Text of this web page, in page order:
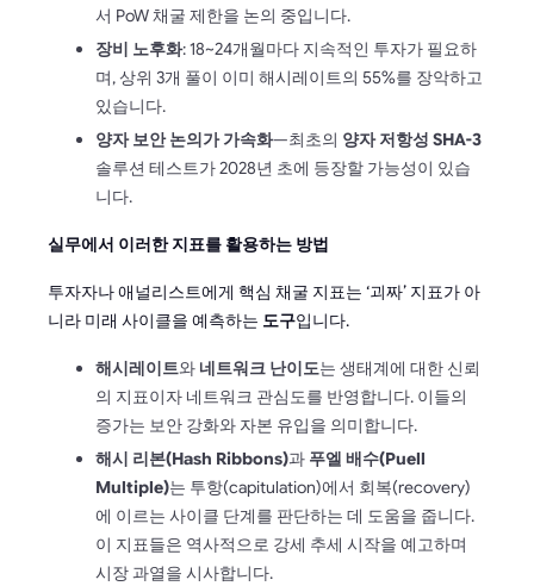
서 PoW 채굴 제한을 논의 중입니다.
장비 노후화: 18~24개월마다 지속적인 투자가 필요하
며, 상위 3개 풀이 이미 해시레이트의 55%를 장악하고
있습니다.
양자 보안 논의가 가속화—최초의 양자 저항성 SHA-3
솔루션 테스트가 2028년 초에 등장할 가능성이 있습
니다.
실무에서 이러한 지표를 활용하는 방법
투자자나 애널리스트에게 핵심 채굴 지표는 ‘괴짜’ 지표가 아
니라 미래 사이클을 예측하는 도구입니다.
해시레이트와 네트워크 난이도는 생태계에 대한 신뢰
의 지표이자 네트워크 관심도를 반영합니다. 이들의
증가는 보안 강화와 자본 유입을 의미합니다.
해시 리본(Hash Ribbons)과 푸엘 배수(Puell
Multiple)는 투항(capitulation)에서 회복(recovery)
에 이르는 사이클 단계를 판단하는 데 도움을 줍니다.
이 지표들은 역사적으로 강세 추세 시작을 예고하며
시장 과열을 시사합니다.